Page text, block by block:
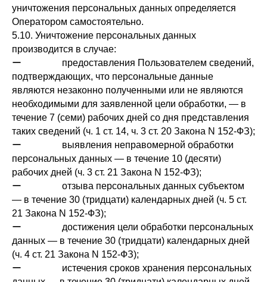
уничтожения персональных данных определяется
Оператором самостоятельно.
5.10. Уничтожение персональных данных
производится в случае:
ー предоставления Пользователем сведений,
подтверждающих, что персональные данные
являются незаконно полученными или не являются
необходимыми для заявленной цели обработки, — в
течение 7 (семи) рабочих дней со дня представления
таких сведений (ч. 1 ст. 14, ч. 3 ст. 20 Закона N 152-ФЗ);
ー выявления неправомерной обработки
персональных данных — в течение 10 (десяти)
рабочих дней (ч. 3 ст. 21 Закона N 152-ФЗ);
ー отзыва персональных данных субъектом
— в течение 30 (тридцати) календарных дней (ч. 5 ст.
21 Закона N 152-ФЗ);
ー достижения цели обработки персональных
данных — в течение 30 (тридцати) календарных дней
(ч. 4 ст. 21 Закона N 152-ФЗ);
ー истечения сроков хранения персональных